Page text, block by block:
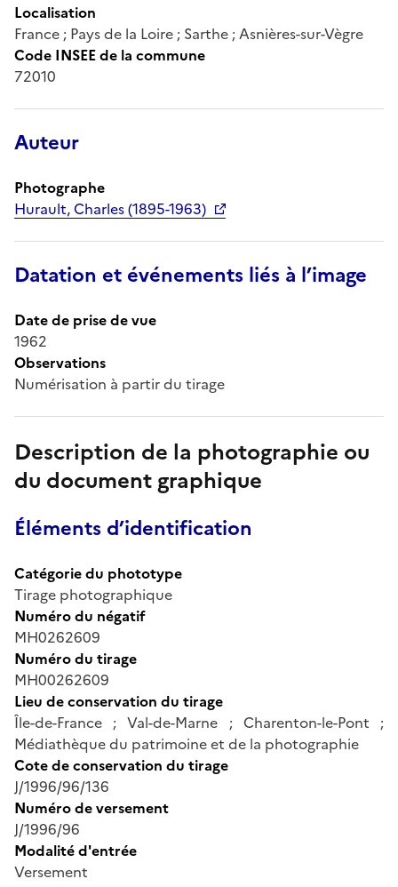
Localisation
France ; Pays de la Loire ; Sarthe ; Asnières-sur-Vègre
Code INSEE de la commune
72010
Auteur
Photographe
Hurault, Charles (1895-1963)
Datation et événements liés à l’image
Date de prise de vue
1962
Observations
Numérisation à partir du tirage
Description de la photographie ou
du document graphique
Éléments d’identification
Catégorie du phototype
Tirage photographique
Numéro du négatif
MH0262609
Numéro du tirage
MH00262609
Lieu de conservation du tirage
Île-de-France ; Val-de-Marne ; Charenton-le-Pont ;
Médiathèque du patrimoine et de la photographie
Cote de conservation du tirage
J/1996/96/136
Numéro de versement
J/1996/96
Modalité d'entrée
Versement